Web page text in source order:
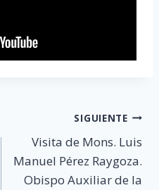
SIGUIENTE
Visita de Mons. Luis
Manuel Pérez Raygoza.
Obispo Auxiliar de la